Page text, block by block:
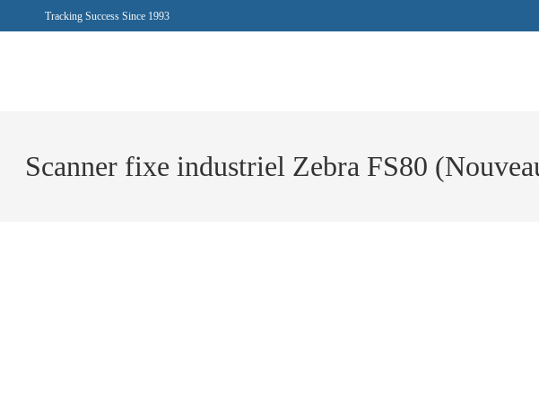
Tracking Success Since 1993
Scanner fixe industriel Zebra FS80